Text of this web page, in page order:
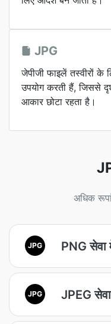
JPG
जेपीजी फाइलें तस्वीरों के
उपयोग करती हैं, जिससे
आकार छोटा रहता है।
अधिक
JPG PNG सेवा
JPG JPEG